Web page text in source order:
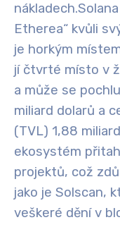
nákladech.
Etherea“ kvůli
je horkým
jí čtvrté místo v
a může se
miliard dolarů a
(TVL) 1,88
ekosystém
projektů, což
jako je Solscan,
veškeré dění v